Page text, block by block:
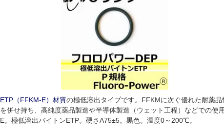
ETP（FFKM-E）材質の極低溶出タイプです。FFKMに次ぐ優れた耐薬
を併せ持ち、高純度薬品製造や半導体製造（ウェット工程）などでの使
E。極低溶出バイトンETP。硬さA75±5。黒色。温度0～200℃。